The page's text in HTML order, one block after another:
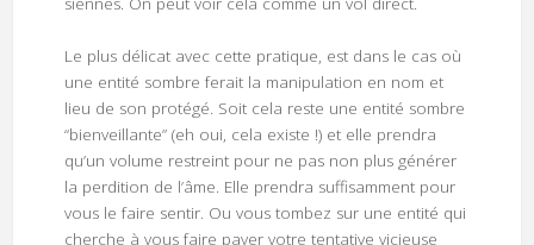
Le plus délicat avec cette pratique, est dans le cas où
une entité sombre ferait la manipulation en nom et
lieu de son protégé. Soit cela reste une entité sombre
“bienveillante” (eh oui, cela existe !) et elle prendra
qu’un volume restreint pour ne pas non plus générer
la perdition de l’âme. Elle prendra suffisamment pour
vous le faire sentir. Ou vous tombez sur une entité qui
cherche à vous faire payer votre tentative vicieuse